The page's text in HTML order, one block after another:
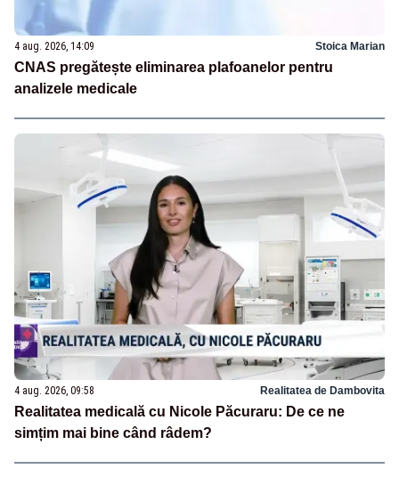
4 aug. 2026, 14:09 Stoica Marian
CNAS pregătește eliminarea plafoanelor pentru
analizele medicale
4 aug. 2026, 09:58 Realitatea de Dambovita
Realitatea medicală cu Nicole Păcuraru: De ce ne
simțim mai bine când râdem?